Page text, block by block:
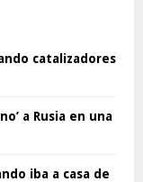
catalizadores
a Rusia en una
iba a casa de